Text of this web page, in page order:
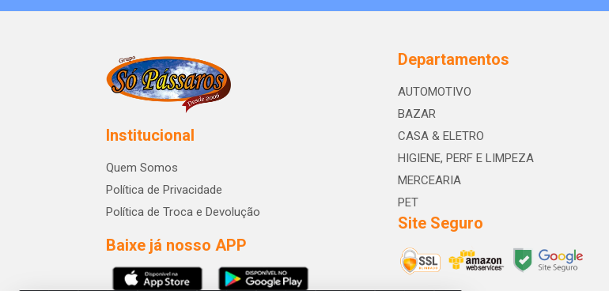
Institucional
Quem Somos
Política de Privacidade
Política de Troca e Devolução
Baixe já nosso APP
Departamentos
AUTOMOTIVO
BAZAR
CASA & ELETRO
HIGIENE, PERF E LIMPEZA
MERCEARIA
PET
Site Seguro